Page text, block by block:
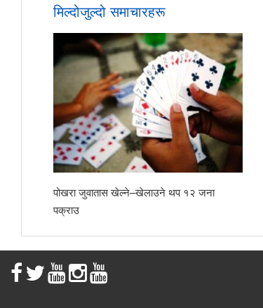
मिल्दोजुल्दो समाचारहरू
पोखरा जुवातास खेल्ने–खेलाउने थप १२ जना
पक्राउ